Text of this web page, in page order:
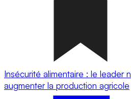
Insécurité alimentaire : le leader
augmenter la production agricole